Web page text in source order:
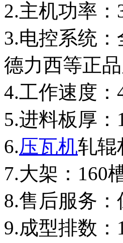
2.主机功率
3.电控系统
德力西等正品
4.工作速度：
5.进料板厚：
6.压瓦机轧辊
7.大架：160
8.售后服务：
9.成型排数：